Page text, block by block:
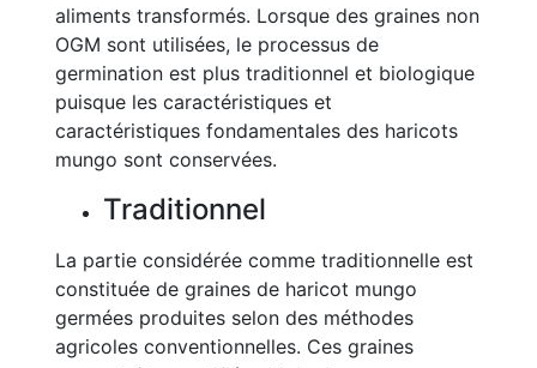
aliments transformés. Lorsque des graines non
OGM sont utilisées, le processus de
germination est plus traditionnel et biologique
puisque les caractéristiques et
caractéristiques fondamentales des haricots
mungo sont conservées.
Traditionnel
La partie considérée comme traditionnelle est
constituée de graines de haricot mungo
germées produites selon des méthodes
agricoles conventionnelles. Ces graines